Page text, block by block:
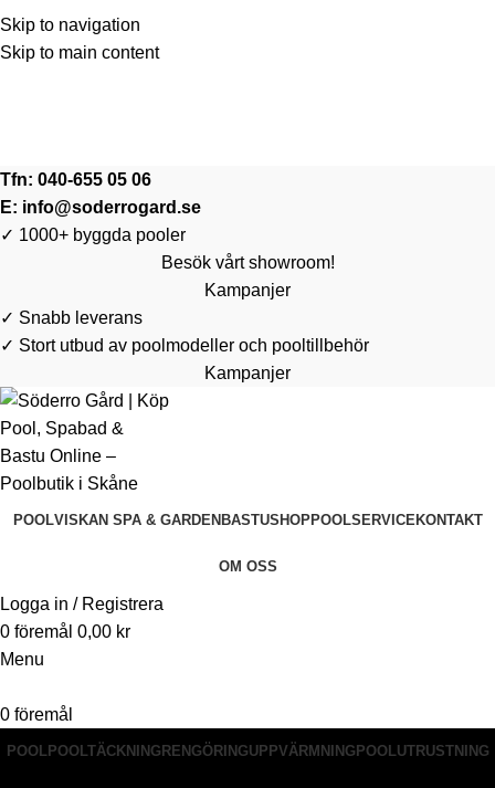
Skip to navigation
Skip to main content
Tfn: 040-655 05 06
E: info@soderrogard.se
✓ 1000+ byggda pooler
Besök vårt showroom!
Kampanjer
✓ Snabb leverans
✓ Stort utbud av poolmodeller och pooltillbehör
Kampanjer
POOLVISKAN SPA & GARDEN BASTUSHOPPOOLSERVICEKONTAKT
OM OSS
Logga in / Registrera
0 föremål 0,00 kr
Menu
0 föremål
POOLPOOLTÄCKNING RENGÖRINGUPPVÄRMNING POOLUTRUSTNING